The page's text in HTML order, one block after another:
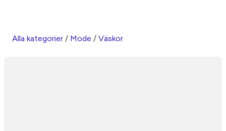
Alla kategorier / Mode / Väskor